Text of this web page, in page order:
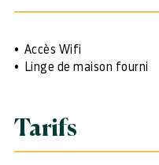
Accès Wifi
Linge de maison fourni
Tarifs